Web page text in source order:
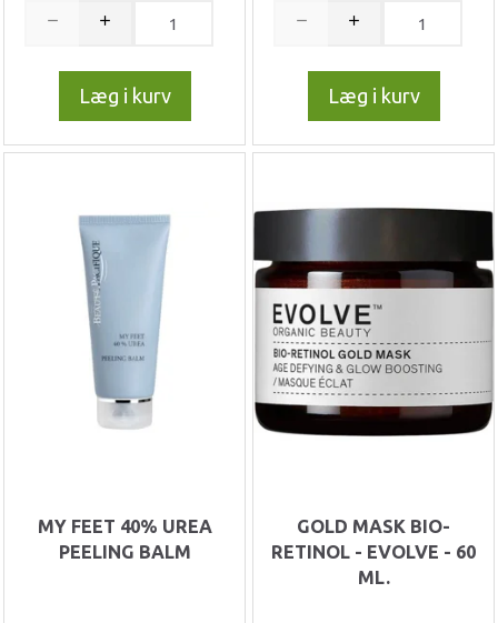
Læg i kurv Læg i kurv
MY FEET 40% UREA
PEELING BALM
GOLD MASK BIO-
RETINOL - EVOLVE - 60
ML.